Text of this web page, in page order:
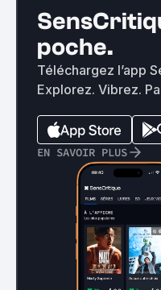
poche.
Téléchargez l’app
Explorez. Vibrez.
EN SAVOIR PLUS